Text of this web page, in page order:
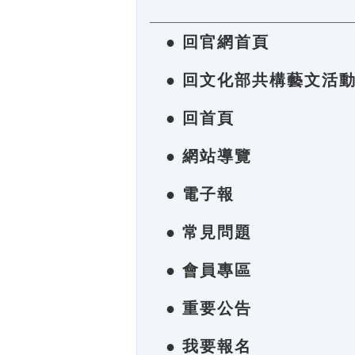
● 回官網首頁
● 回文化部共構藝文活
● 回首頁
● 網站導覽
● 電子報
● 常見問題
● 會員專區
● 重要公告
● 我要報名